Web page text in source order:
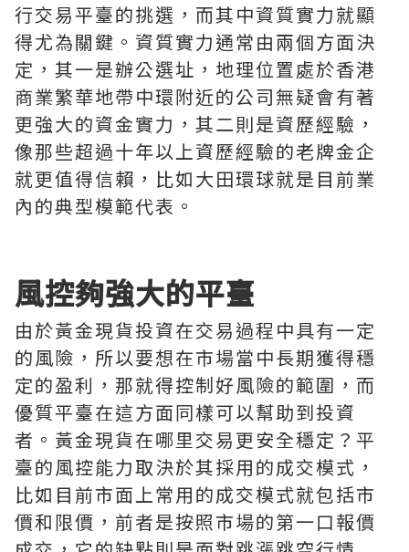
行交易平臺的挑選，而其中資質實力就顯
得尤為關鍵。資質實力通常由兩個方面決
定，其一是辦公選址，地理位置處於香港
商業繁華地帶中環附近的公司無疑會有著
更強大的資金實力，其二則是資歷經驗，
像那些超過十年以上資歷經驗的老牌金企
就更值得信賴，比如大田環球就是目前業
內的典型模範代表。
風控夠強大的平臺
由於黃金現貨投資在交易過程中具有一定
的風險，所以要想在市場當中長期獲得穩
定的盈利，那就得控制好風險的範圍，而
優質平臺在這方面同樣可以幫助到投資
者。黃金現貨在哪里交易更安全穩定？平
臺的風控能力取決於其採用的成交模式，
比如目前市面上常用的成交模式就包括市
價和限價，前者是按照市場的第一口報價